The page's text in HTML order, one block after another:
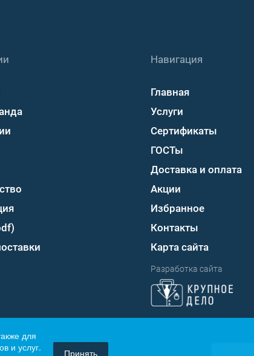
Навигация
Главная
Услуги
Сертификаты
ГОСТы
Доставка и оплата
Акции
Избранное
Контакты
Карта сайта
Разработка сайта
для
и услуг.
Принять